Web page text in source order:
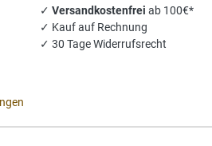
✓Versandkostenfreiab 100€*
✓ Kauf auf Rechnung
✓ 30 Tage Widerrufsrecht